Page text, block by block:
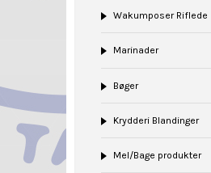
Wakumposer Riflede
Marinader
Bøger
Krydderi Blandinger
Mel/Bage produkter